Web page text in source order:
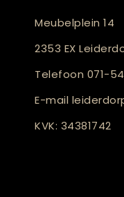
Meubelplein 14
2353 EX
Telefoon 071-
E-mail
KVK: 34381742